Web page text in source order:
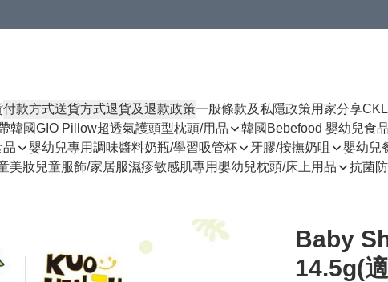
付款方式送貨方式退貨及退款政策一般條款及私隱政策用家分享
韓國GIO Pillow超透氣護頭型枕頭/用品 韓國Bebefood 嬰幼兒食品
品
嬰幼兒專用調味醬料奶瓶/學習吸管杯 牙膠/按撫奶咀 嬰幼兒
美妝兒童服飾/家居服濕疹敏感肌專用嬰幼兒枕頭/床上用品 抗菌
Baby
14.5g(